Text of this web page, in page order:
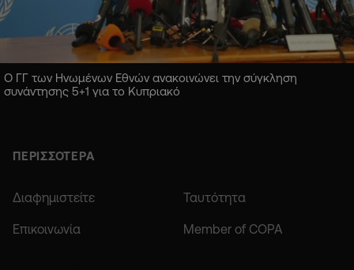
Ο ΓΓ των Ηνωμένων Εθνών ανακοινώνει την σύγκληση
συνάντησης 5+1 για το Κυπριακό
ΠΕΡΙΣΣΟΤΕΡΑ
Διαφημιστείτε Ταυτότητα
Επικοινωνία Member of COPA